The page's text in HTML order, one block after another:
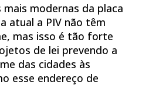
mais modernas da placa
atual a PIV não têm
mas isso é tão forte
de lei prevendo a
das cidades às
esse endereço de